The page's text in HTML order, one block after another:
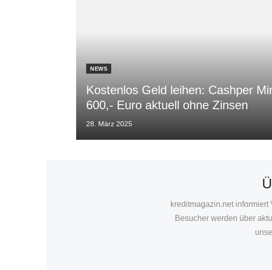
NEWS
Kostenlos Geld leihen: Cashper
600,- Euro aktuell ohne Zinsen
Veröffentlicht
28. März 2025
kreditmagazin.net
Besucher werden über